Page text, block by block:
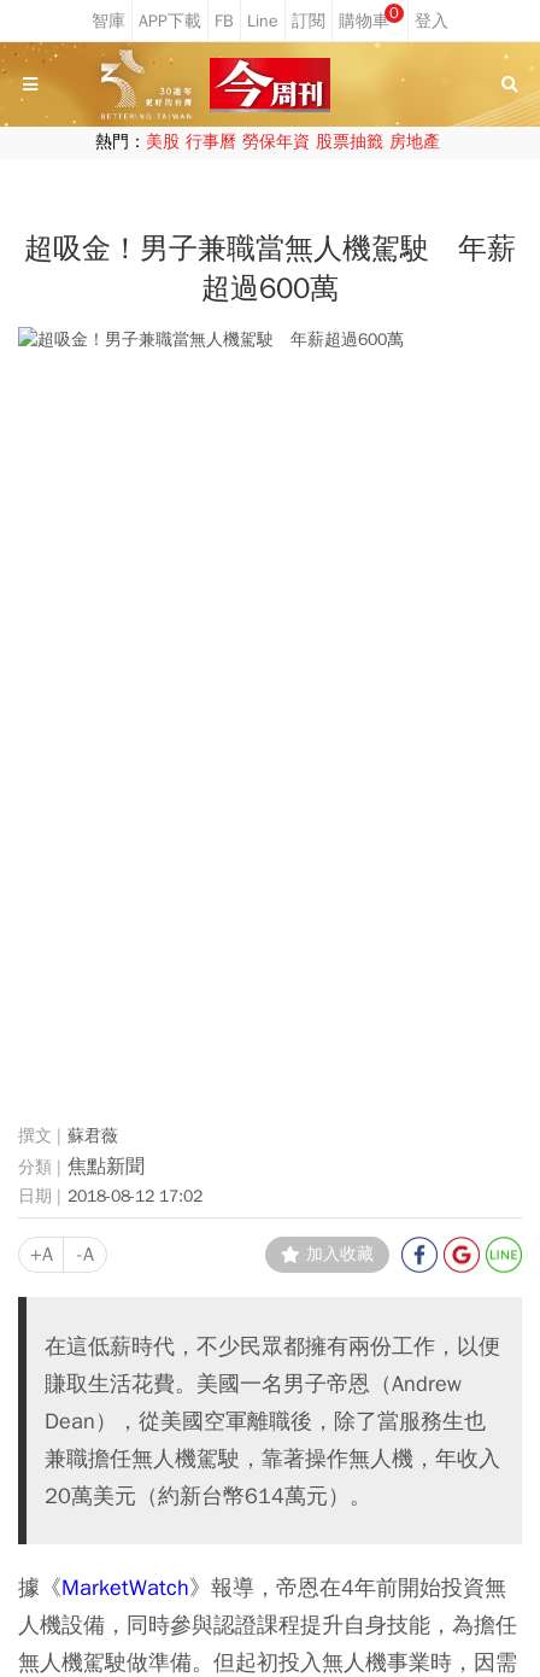
0
熱門： 美股 行事曆 勞保年資 股票抽籤 房地產
超吸金！男子兼職當無人機駕駛 年薪
超過600萬
蘇君薇
焦點新聞
2018-08-12 17:02
+A -A 加入收藏
在這低薪時代，不少民眾都擁有兩份工作，以便
賺取生活花費。美國一名男子帝恩（Andrew
Dean），從美國空軍離職後，除了當服務生也
兼職擔任無人機駕駛，靠著操作無人機，年收入
20萬美元（約新台幣614萬元）。
據《MarketWatch》報導，帝恩在4年前開始投資無
人機設備，同時參與認證課程提升自身技能，為擔任
無人機駕駛做準備。但起初投入無人機事業時，因需